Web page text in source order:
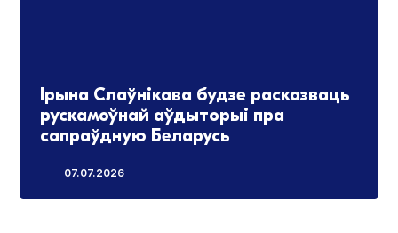
Ірына Слаўнікава будзе расказваць
рускамоўнай аўдыторыі пра
сапраўдную Беларусь
07.07.2026